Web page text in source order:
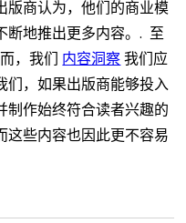
版商认为，他们的商业模
断地推出更多内容。. 至
，我们 内容洞察我们应
们，如果出版商能够投入
制作始终符合读者兴趣的
这些内容也因此更不容易